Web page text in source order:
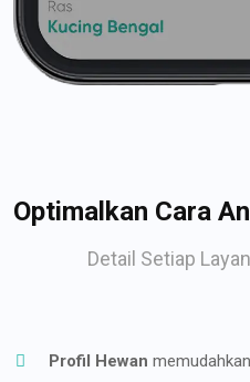
Optimalkan Cara
Detail Setiap
Profil Hewan